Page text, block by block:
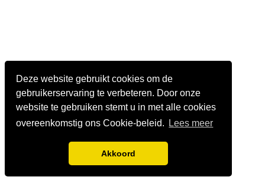
Deze website gebruikt cookies om de
gebruikerservaring te verbeteren. Door onze
website te gebruiken stemt u in met alle cookies
overeenkomstig ons Cookie-beleid.
Lees meer
Akkoord